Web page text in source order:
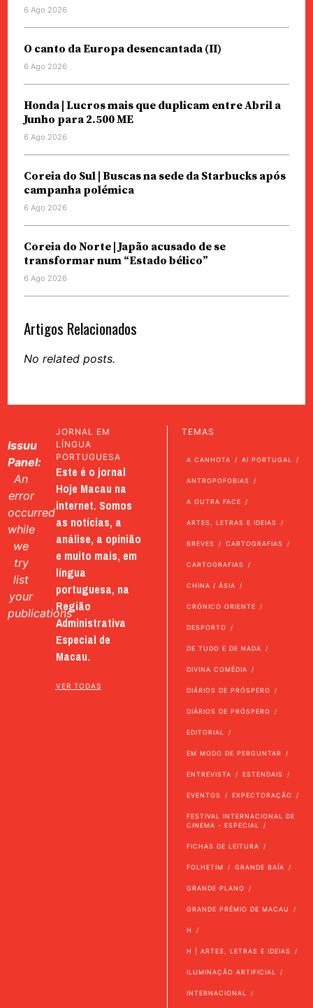
6 Ago 2026
O canto da Europa desencantada (II)
6 Ago 2026
Honda | Lucros mais que duplicam entre Abril a
Junho para 2.500 ME
6 Ago 2026
Coreia do Sul | Buscas na sede da Starbucks após
campanha polémica
6 Ago 2026
Coreia do Norte | Japão acusado de se
transformar num “Estado bélico”
6 Ago 2026
Artigos Relacionados
No related posts.
Issuu
Panel:
An
error
occurred
while
we
try
list
your
publications
JORNAL EM
LÍNGUA
PORTUGUESA
Este é o jornal
Hoje Macau na
internet. Somos
as notícias, a
análise, a opinião
e muito mais, em
língua
portuguesa, na
Região
Administrativa
Especial de
Macau.
VER TODAS
TEMAS
A CANHOTA AI PORTUGAL
ANTROPOFOBIAS
A OUTRA FACE
ARTES, LETRAS E IDEIAS
BREVES CARTOGRAFIAS
CARTOGRAFIAS
CHINA / ÁSIA
CRÓNICO ORIENTE
DESPORTO
DE TUDO E DE NADA
DIVINA COMÉDIA
DIÁRIOS DE PRÓSPERO
DIÁRIOS DE PRÓSPERO
EDITORIAL
EM MODO DE PERGUNTAR
ENTREVISTA ESTENDAIS
EVENTOS EXPECTORAÇÃO
FESTIVAL INTERNACIONAL DE
CINEMA - ESPECIAL
FICHAS DE LEITURA
FOLHETIM GRANDE BAÍA
GRANDE PLANO
GRANDE PRÉMIO DE MACAU
H
H | ARTES, LETRAS E IDEIAS
ILUMINAÇÃO ARTIFICIAL
INTERNACIONAL